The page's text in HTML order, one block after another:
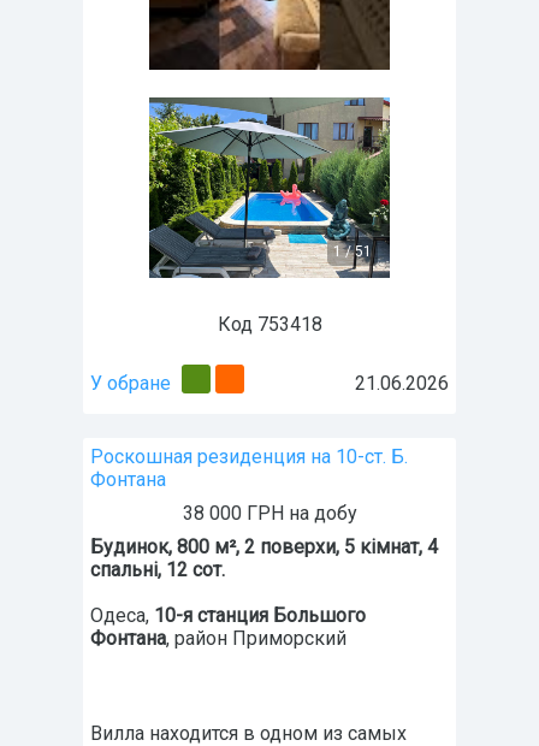
1 /51
Код 753418
У обране 21.06.2026
Роскошная резиденция на 10-ст. Б.
Фонтана
38 000 ГРН на добу
Будинок, 800 м², 2 поверхи, 5 кімнат, 4
спальні, 12 сот.
Одеса, 10-я станция Большого
Фонтана, район Приморский
Вилла находится в одном из самых